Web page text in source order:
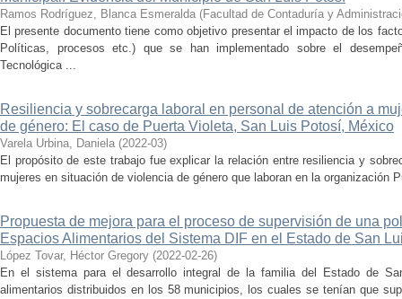
Ramos Rodríguez, Blanca Esmeralda (Facultad de Contaduría y
El presente documento tiene como objetivo presentar el impacto de los
Políticas, procesos etc.) que se han implementado sobre el
Tecnológica ...
Resiliencia y sobrecarga laboral en personal de atención a
de género: El caso de Puerta Violeta, San Luis Potosí, México
Varela Urbina, Daniela (2022-03)
El propósito de este trabajo fue explicar la relación entre resiliencia y
mujeres en situación de violencia de género que laboran en la organización
Propuesta de mejora para el proceso de supervisión de una
Espacios Alimentarios del Sistema DIF en el Estado de San
López Tovar, Héctor Gregory (2022-02-26)
En el sistema para el desarrollo integral de la familia del Estado de
alimentarios distribuidos en los 58 municipios, los cuales se tenían que